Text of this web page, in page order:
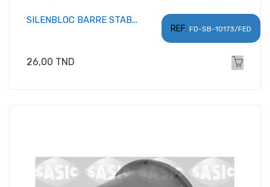
REF: FD-SB-10173/FED
SILENBLOC BARRE STAB...
Prix
26,00 TND